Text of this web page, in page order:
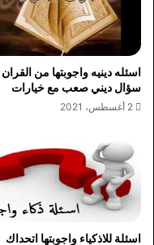
سؤال ديني صعب مع خيارات
2 أغسطس، 2021
اسئلة للاذكياء واجوبتها اتحداك